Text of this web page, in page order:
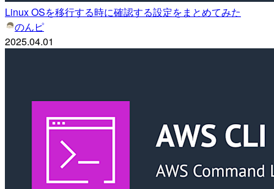
Linux OSを移行する時に確認する設定をまとめてみた
のんピ
2025.04.01